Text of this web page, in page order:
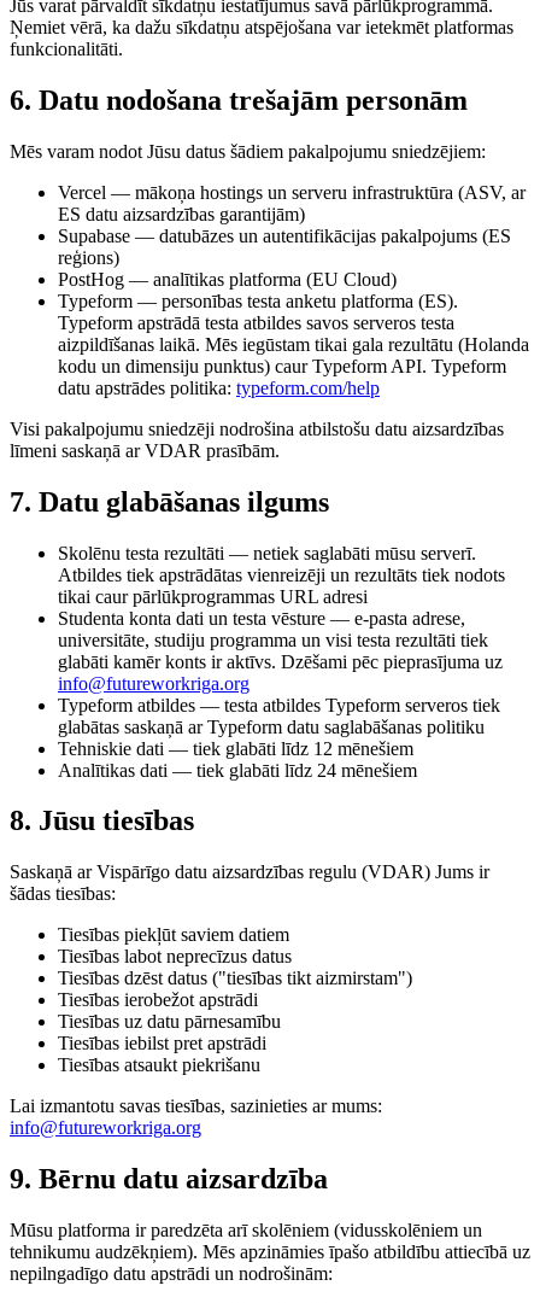
Jūs varat pārvaldīt sīkdatņu iestatījumus savā pārlūkprogrammā.
Ņemiet vērā, ka dažu sīkdatņu atspējošana var ietekmēt platformas
funkcionalitāti.
6. Datu nodošana trešajām personām
Mēs varam nodot Jūsu datus šādiem pakalpojumu sniedzējiem:
Vercel — mākoņa hostings un serveru infrastruktūra (ASV, ar
ES datu aizsardzības garantijām)
Supabase — datubāzes un autentifikācijas pakalpojums (ES
reģions)
PostHog — analītikas platforma (EU Cloud)
Typeform — personības testa anketu platforma (ES).
Typeform apstrādā testa atbildes savos serveros testa
aizpildīšanas laikā. Mēs iegūstam tikai gala rezultātu (Holanda
kodu un dimensiju punktus) caur Typeform API. Typeform
datu apstrādes politika: typeform.com/help
Visi pakalpojumu sniedzēji nodrošina atbilstošu datu aizsardzības
līmeni saskaņā ar VDAR prasībām.
7. Datu glabāšanas ilgums
Skolēnu testa rezultāti — netiek saglabāti mūsu serverī.
Atbildes tiek apstrādātas vienreizēji un rezultāts tiek nodots
tikai caur pārlūkprogrammas URL adresi
Studenta konta dati un testa vēsture — e-pasta adrese,
universitāte, studiju programma un visi testa rezultāti tiek
glabāti kamēr konts ir aktīvs. Dzēšami pēc pieprasījuma uz
info@futureworkriga.org
Typeform atbildes — testa atbildes Typeform serveros tiek
glabātas saskaņā ar Typeform datu saglabāšanas politiku
Tehniskie dati — tiek glabāti līdz 12 mēnešiem
Analītikas dati — tiek glabāti līdz 24 mēnešiem
8. Jūsu tiesības
Saskaņā ar Vispārīgo datu aizsardzības regulu (VDAR) Jums ir
šādas tiesības:
Tiesības piekļūt saviem datiem
Tiesības labot neprecīzus datus
Tiesības dzēst datus ("tiesības tikt aizmirstam")
Tiesības ierobežot apstrādi
Tiesības uz datu pārnesamību
Tiesības iebilst pret apstrādi
Tiesības atsaukt piekrišanu
Lai izmantotu savas tiesības, sazinieties ar mums:
info@futureworkriga.org
9. Bērnu datu aizsardzība
Mūsu platforma ir paredzēta arī skolēniem (vidusskolēniem un
tehnikumu audzēkņiem). Mēs apzināmies īpašo atbildību attiecībā uz
nepilngadīgo datu apstrādi un nodrošinām: